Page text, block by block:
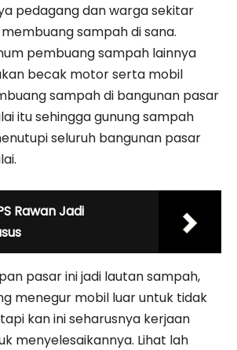
pedagang dan warga sekitar
sampah di sana.
pembuang sampah lainnya
becak motor serta mobil
sampah di bangunan pasar
itu sehingga gunung sampah
seluruh bangunan pasar
Rawan Jadi
pasar ini jadi lautan sampah,
menegur mobil luar untuk tidak
kan ini seharusnya kerjaan
menyelesaikannya. Lihat lah